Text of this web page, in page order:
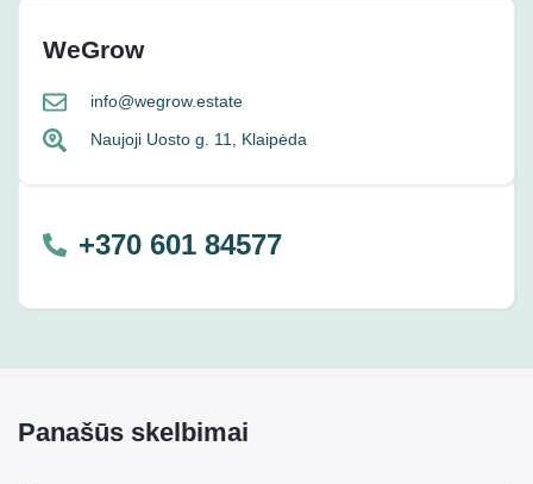
WeGrow
info@wegrow.estate
Naujoji Uosto g. 11, Klaipėda
+370 601 84577
Panašūs skelbimai